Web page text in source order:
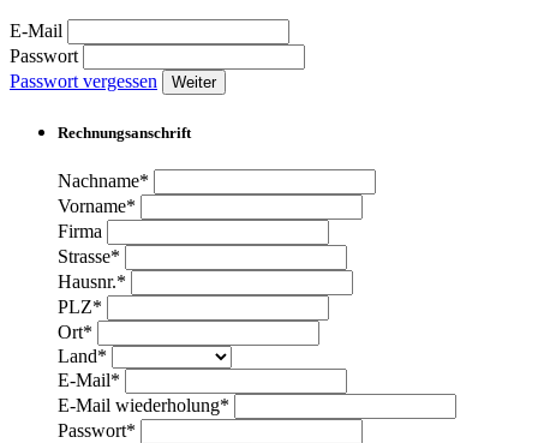
E-Mail
Passwort
Passwort vergessen
Weiter
Rechnungsanschrift
Nachname*
Vorname*
Firma
Strasse*
Hausnr.*
PLZ*
Ort*
Land*
E-Mail*
E-Mail wiederholung*
Passwort*